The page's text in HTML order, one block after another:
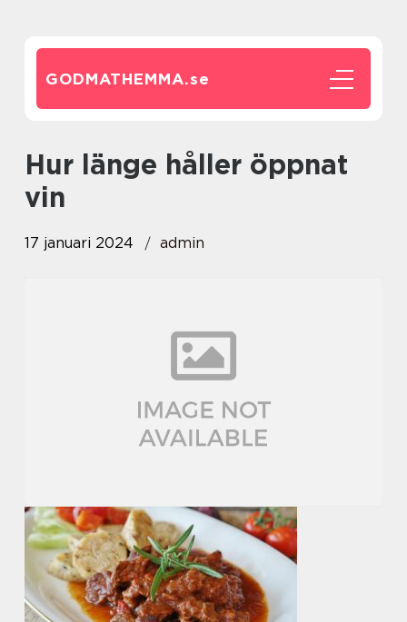
GODMATHEMMA.se
hur länge håller öppnat
vin
17 januari 2024 admin